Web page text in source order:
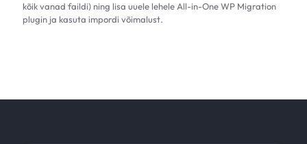
kõik vanad faildi) ning lisa uuele lehele All-in-One WP Migration
plugin ja kasuta impordi võimalust.